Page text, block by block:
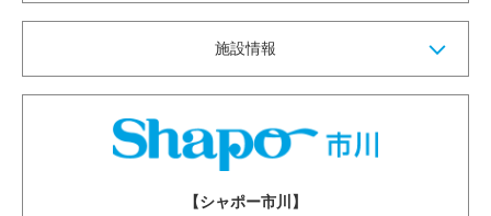
施設情報
【シャポー市川】